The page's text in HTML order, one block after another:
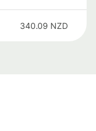
340.09 NZD